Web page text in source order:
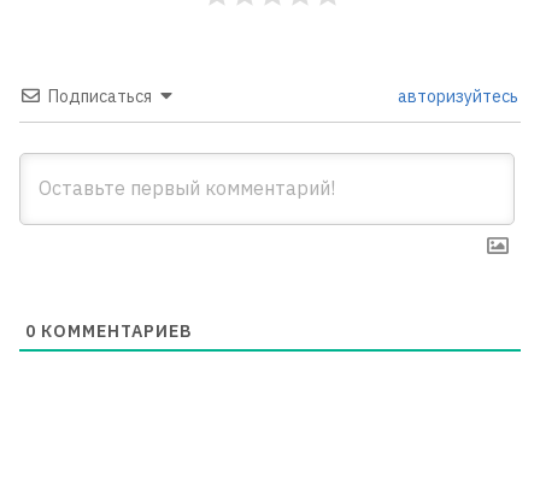
Подписаться авторизуйтесь
0 КОММЕНТАРИЕВ